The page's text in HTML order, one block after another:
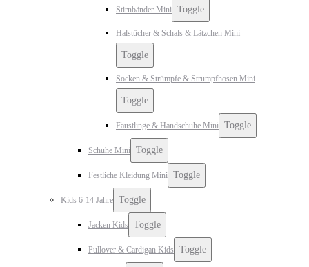
Stirnbänder Mini Toggle
Halstücher & Schals & Lätzchen Mini
Toggle
Socken & Strümpfe & Strumpfhosen Mini
Toggle
Fäustlinge & Handschuhe Mini Toggle
Schuhe Mini Toggle
Festliche Kleidung Mini Toggle
Kids 6-14 Jahre Toggle
Jacken Kids Toggle
Pullover & Cardigan Kids Toggle